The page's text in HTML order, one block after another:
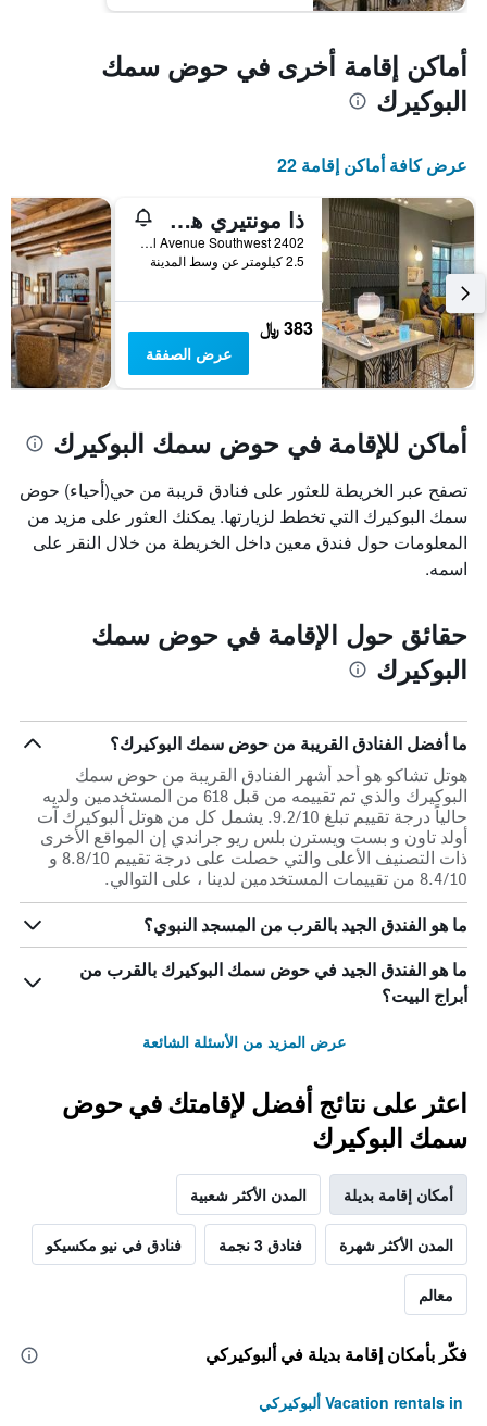
أماكن إقامة أخرى في حوض سمك
البوكيرك
عرض كافة أماكن إقامة 22
ذا مونتيري هوتل
2402 Central Avenue Southwest, ألبوكيركي, NM, الولايات المتحدة الأميريكية
2.5 كيلومتر عن وسط المدينة
383 ﷼
عرض الصفقة
أماكن للإقامة في حوض سمك البوكيرك
تصفح عبر الخريطة للعثور على فنادق قريبة من حي(أحياء) حوض
سمك البوكيرك التي تخطط لزيارتها. يمكنك العثور على مزيد من
المعلومات حول فندق معين داخل الخريطة من خلال النقر على
اسمه.
حقائق حول الإقامة في حوض سمك
البوكيرك
ما أفضل الفنادق القريبة من حوض سمك البوكيرك؟
هوتل تشاكو هو أحد أشهر الفنادق القريبة من حوض سمك
البوكيرك والذي تم تقييمه من قبل 618 من المستخدمين ولديه
حالياً درجة تقييم تبلغ 9.2/10. يشمل كل من هوتل ألبوكيرك آت
أولد تاون و بست ويسترن بلس ريو جراندي إن المواقع الأخرى
ذات التصنيف الأعلى والتي حصلت على درجة تقييم 8.8/10 و
8.4/10 من تقييمات المستخدمين لدينا ، على التوالي.
ما هو الفندق الجيد بالقرب من المسجد النبوي؟
ما هو الفندق الجيد في حوض سمك البوكيرك بالقرب من
أبراج البيت؟
عرض المزيد من الأسئلة الشائعة
اعثر على نتائج أفضل لإقامتك في حوض
سمك البوكيرك
أمكان إقامة بديلة المدن الأكثر شعبية
المدن الأكثر شهرة فنادق 3 نجمة فنادق في نيو مكسيكو
معالم
فكّر بأمكان إقامة بديلة في ألبوكيركي
Vacation rentals in ألبوكيركي